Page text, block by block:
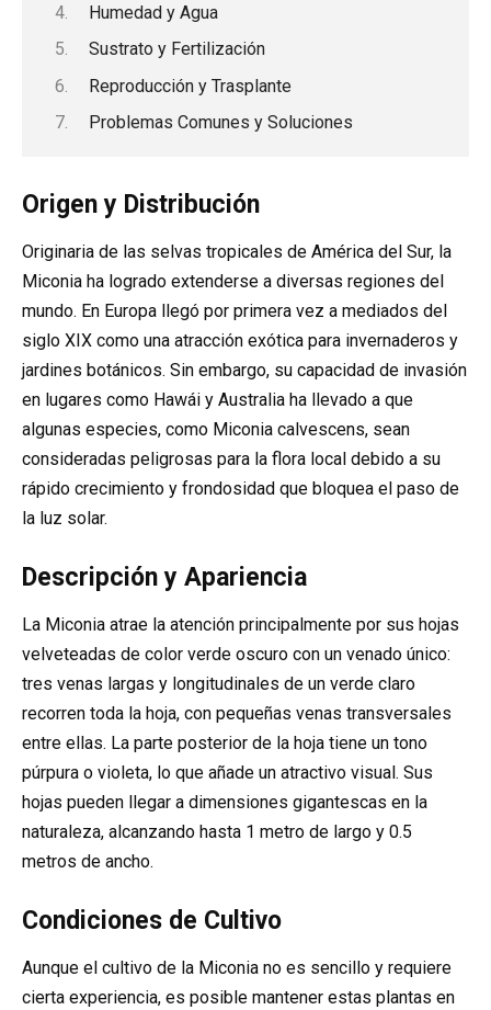
Humedad y Agua
Sustrato y Fertilización
Reproducción y Trasplante
Problemas Comunes y Soluciones
Origen y Distribución
Originaria de las selvas tropicales de América del Sur, la
Miconia ha logrado extenderse a diversas regiones del
mundo. En Europa llegó por primera vez a mediados del
siglo XIX como una atracción exótica para invernaderos y
jardines botánicos. Sin embargo, su capacidad de invasión
en lugares como Hawái y Australia ha llevado a que
algunas especies, como Miconia calvescens, sean
consideradas peligrosas para la flora local debido a su
rápido crecimiento y frondosidad que bloquea el paso de
la luz solar.
Descripción y Apariencia
La Miconia atrae la atención principalmente por sus hojas
velveteadas de color verde oscuro con un venado único:
tres venas largas y longitudinales de un verde claro
recorren toda la hoja, con pequeñas venas transversales
entre ellas. La parte posterior de la hoja tiene un tono
púrpura o violeta, lo que añade un atractivo visual. Sus
hojas pueden llegar a dimensiones gigantescas en la
naturaleza, alcanzando hasta 1 metro de largo y 0.5
metros de ancho.
Condiciones de Cultivo
Aunque el cultivo de la Miconia no es sencillo y requiere
cierta experiencia, es posible mantener estas plantas en